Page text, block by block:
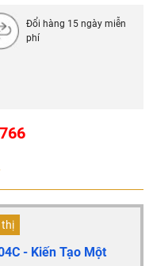
Đổi hàng 15 ngày miễn
phí
thị
- Kiến Tạo Một